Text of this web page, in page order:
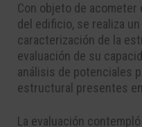
Con objeto de
del edificio, se realiza
caracterización de la
evaluación de su
análisis de potenciales
estructural presentes
La evaluación